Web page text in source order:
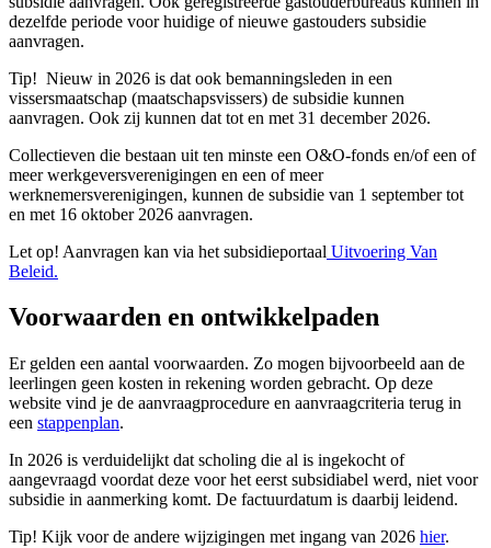
dezelfde periode voor huidige of nieuwe gastouders subsidie
aanvragen.
Tip! Nieuw in 2026 is dat ook bemanningsleden in een
vissersmaatschap (maatschapsvissers) de subsidie kunnen
aanvragen. Ook zij kunnen dat tot en met 31 december 2026.
Collectieven die bestaan uit ten minste een O&O-fonds en/of een of
meer werkgeversverenigingen en een of meer
werknemersverenigingen, kunnen de subsidie van 1 september tot
en met 16 oktober 2026 aanvragen.
Let op! Aanvragen kan via het subsidieportaal Uitvoering Van
Beleid.
Voorwaarden en ontwikkelpaden
Er gelden een aantal voorwaarden. Zo mogen bijvoorbeeld aan de
leerlingen geen kosten in rekening worden gebracht. Op deze
website vind je de aanvraagprocedure en aanvraagcriteria terug in
een stappenplan.
In 2026 is verduidelijkt dat scholing die al is ingekocht of
aangevraagd voordat deze voor het eerst subsidiabel werd, niet voor
subsidie in aanmerking komt. De factuurdatum is daarbij leidend.
Tip! Kijk voor de andere wijzigingen met ingang van 2026 hier.